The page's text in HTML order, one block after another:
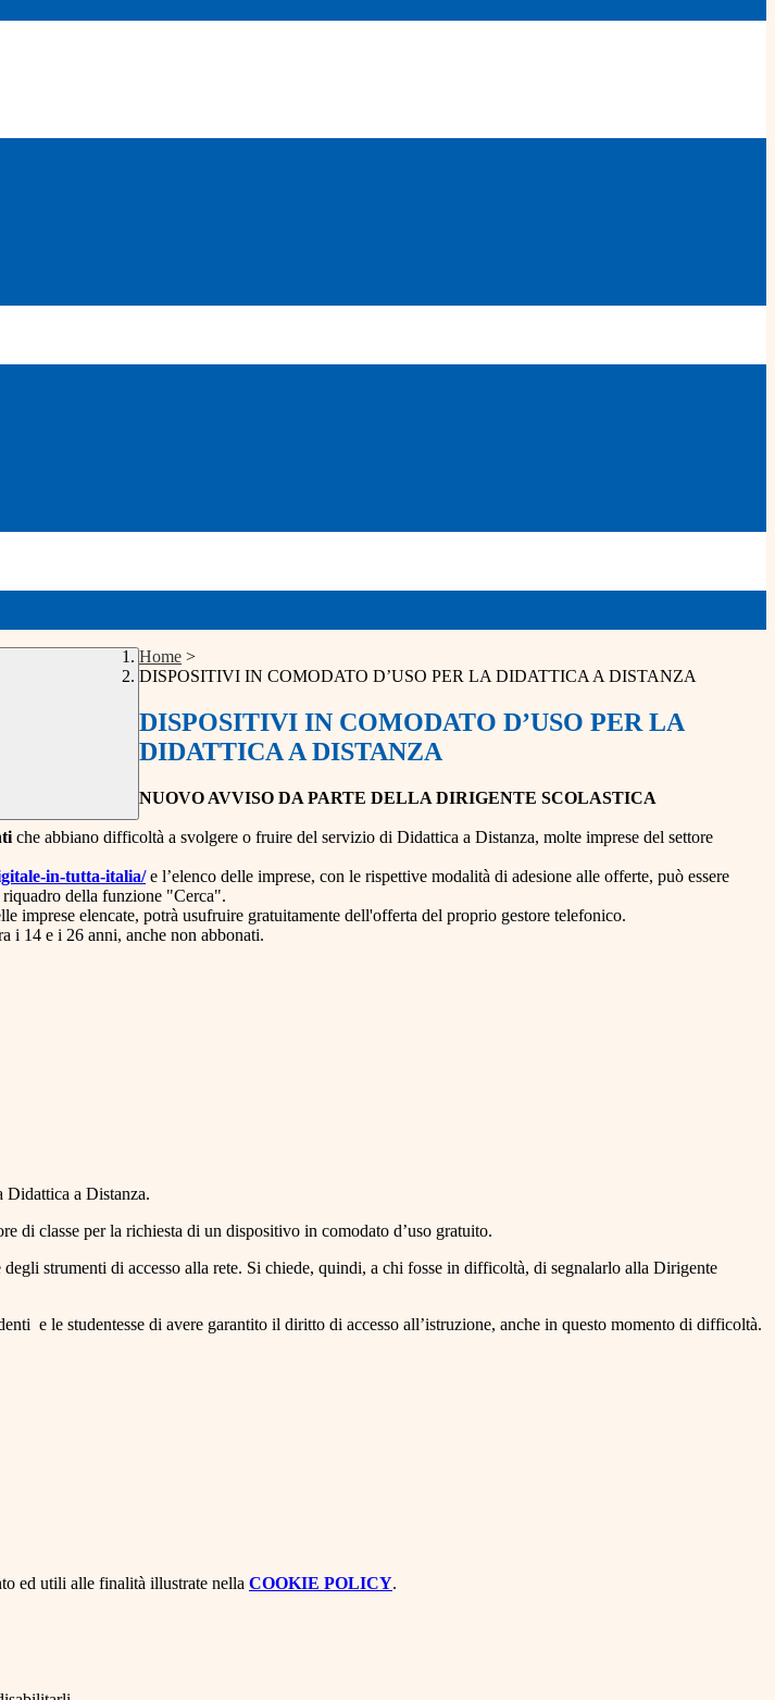
Home >
DISPOSITIVI IN COMODATO D’USO PER LA DIDATTICA A DISTANZA
DISPOSITIVI IN COMODATO D’USO PER LA
DIDATTICA A DISTANZA
NUOVO AVVISO DA PARTE DELLA DIRIGENTE SCOLASTICA
che abbiano difficoltà a svolgere o fruire del servizio di Didattica a Distanza, molte imprese del settore
in-tutta-italia/ e l’elenco delle imprese, con le rispettive modalità di adesione alle offerte, può essere
della funzione "Cerca".
imprese elencate, potrà usufruire gratuitamente dell'offerta del proprio gestore telefonico.
i 14 e i 26 anni, anche non abbonati.
Didattica a Distanza.
di classe per la richiesta di un dispositivo in comodato d’uso gratuito.
strumenti di accesso alla rete. Si chiede, quindi, a chi fosse in difficoltà, di segnalarlo alla Dirigente
e le studentesse di avere garantito il diritto di accesso all’istruzione, anche in questo momento di difficoltà.
ed utili alle finalità illustrate nella COOKIE POLICY.